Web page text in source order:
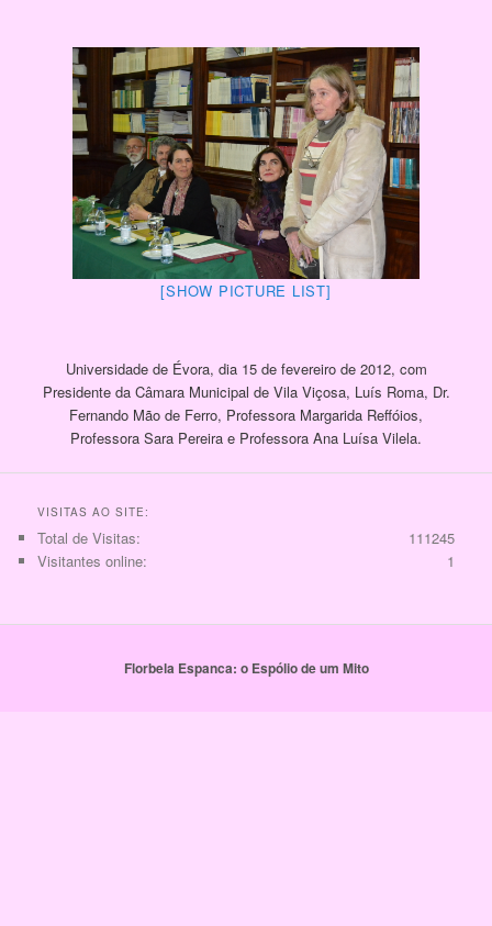
[SHOW PICTURE LIST]
Universidade de Évora, dia 15 de fevereiro de 2012, com
Presidente da Câmara Municipal de Vila Viçosa, Luís Roma, Dr.
Fernando Mão de Ferro, Professora Margarida Reffóios,
Professora Sara Pereira e Professora Ana Luísa Vilela.
VISITAS AO SITE:
111245
Total de Visitas:
1
Visitantes online:
Florbela Espanca: o Espólio de um Mito